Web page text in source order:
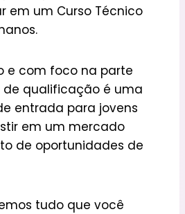
em um Curso Técnico
e com foco na parte
de qualificação é uma
entrada para jovens
em um mercado
de oportunidades de
tudo que você